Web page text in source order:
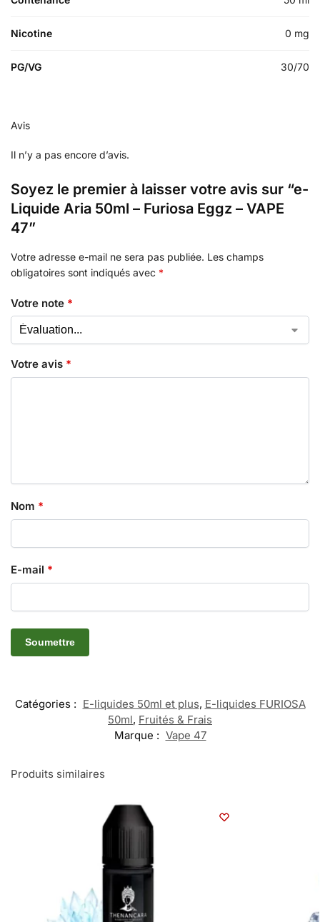
Nicotine 0 mg
PG/VG 30/70
Avis
Il n’y a pas encore d’avis.
Soyez le premier à laisser votre avis sur “e-
Liquide Aria 50ml – Furiosa Eggz – VAPE
47”
Votre adresse e-mail ne sera pas publiée. Les champs
obligatoires sont indiqués avec *
Votre note *
Votre avis *
Nom *
E-mail *
Catégories : E-liquides 50ml et plus, E-liquides FURIOSA
50ml, Fruités & Frais
Marque : Vape 47
Produits similaires